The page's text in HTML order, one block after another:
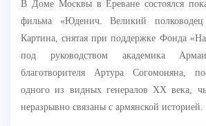
В Доме Москвы в Ереване состоялся
фильма «Юденич. Великий
Картина, снятая при поддержке Фонда
под руководством академика
благотворителя Артура Согомоняна,
одного из видных генералов XX века,
неразрывно связаны с армянской историей.